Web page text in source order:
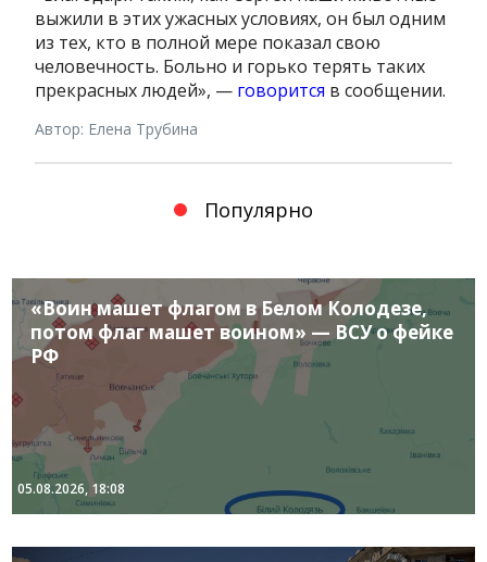
выжили в этих ужасных условиях, он был одним
из тех, кто в полной мере показал свою
человечность. Больно и горько терять таких
прекрасных людей», — говорится в сообщении.
Автор: Елена Трубина
Популярно
«Воин машет флагом в Белом Колодезе,
потом флаг машет воином» — ВСУ о фейке
РФ
05.08.2026, 18:08